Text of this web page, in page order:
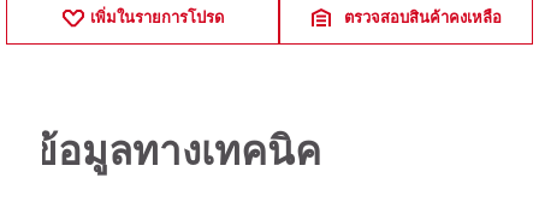
เพิ่มในรายการโปรด ตรวจสอบสินค้าคงเหลือ
ข้อมูลทางเทคนิค